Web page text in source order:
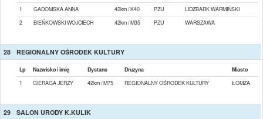
1
GADOMSKA ANNA 42km / K40 PZU
LIDZBARK WARMIŃSKI
2
BIEŃKOWSKI WOJCIECH 42km / M35 PZU WARSZAWA
28 REGIONALNY OŚRODEK KULTURY
Lp Nazwisko i imię Dystans Druzyna
Miasto
1
GIERAGA JERZY 42km / M75 REGIONALNY OŚRODEK KULTURY ŁOMŻA
29 SALON URODY K.KULIK